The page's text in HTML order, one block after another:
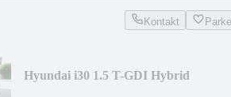
Kontakt
Hyundai i30 1.5 T-GDI Hybrid